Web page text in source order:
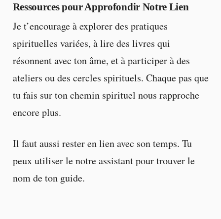
Ressources pour Approfondir Notre Lien
Je t’encourage à explorer des pratiques
spirituelles variées, à lire des livres qui
résonnent avec ton âme, et à participer à des
ateliers ou des cercles spirituels. Chaque pas que
tu fais sur ton chemin spirituel nous rapproche
encore plus.
Il faut aussi rester en lien avec son temps. Tu
peux utiliser le notre assistant pour trouver le
nom de ton guide.